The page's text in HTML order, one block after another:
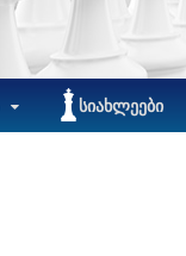
ᲡᲘᲐᲮᲚᲔᲔᲑᲘ